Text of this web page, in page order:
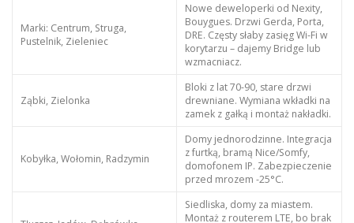
Marki: Centrum, Struga,
Pustelnik, Zieleniec
Nowe deweloperki od Nexity,
Bouygues. Drzwi Gerda, Porta,
DRE. Częsty słaby zasięg Wi-Fi w
korytarzu – dajemy Bridge lub
wzmacniacz.
Ząbki, Zielonka
Bloki z lat 70-90, stare drzwi
drewniane. Wymiana wkładki na
zamek z gałką i montaż nakładki.
Kobyłka, Wołomin, Radzymin
Domy jednorodzinne. Integracja
z furtką, bramą Nice/Somfy,
domofonem IP. Zabezpieczenie
przed mrozem -25°C.
Siedliska, domy za miastem.
Montaż z routerem LTE, bo brak